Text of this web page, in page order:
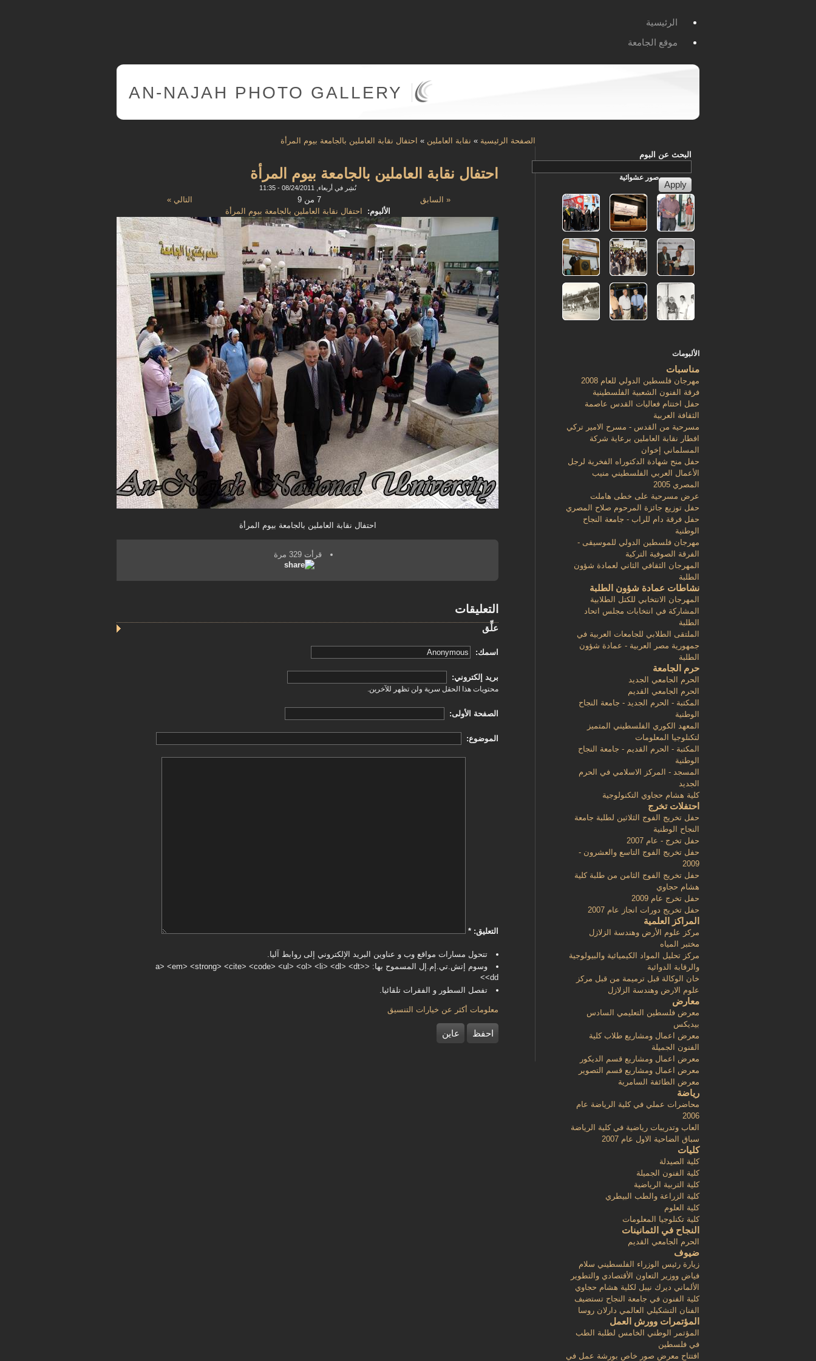
الرئيسية
موقع الجامعة
AN-NAJAH PHOTO GALLERY
الصفحة الرئيسية » نقابة العاملين » احتفال نقابة العاملين بالجامعة بيوم المرأة
احتفال نقابة العاملين بالجامعة بيوم المرأة
نُشِر في أربعاء, 08/24/2011 - 11:35
« السابق 7 من 9
التالي »
الألبوم:
احتفال نقابة العاملين بالجامعة بيوم المرأة
احتفال نقابة العاملين بالجامعة بيوم المرأة
قرأت 329 مرة
التعليقات
علِّق
‏اسمك: ‏
‏بريد إلكتروني: ‏
محتويات هذا الحقل سرية ولن تظهر للآخرين.
‏الصفحة الأولى: ‏
‏الموضوع: ‏
‏التعليق: ‏ *
تتحول مسارات مواقع وب و عناوين البريد الإلكتروني إلى روابط آليا.
وسوم إتش.تي.إم.إل المسموح بها: <a> <em> <strong> <cite> <code> <ul> <ol> <li> <dl> <dt>
<dd>
تفصل السطور و الفقرات تلقائيا.
معلومات أكثر عن خيارات التنسيق
البحث عن البوم
صور عشوائية
الألبومات
مناسبات
مهرجان فلسطين الدولي للعام 2008
فرقة الفنون الشعبية الفلسطينية
حفل اختتام فعاليات القدس عاصمة
الثقافة العربية
مسرحية من القدس - مسرح الامير تركي
افطار نقابة العاملين برعاية شركة
المسلماني إخوان
حفل منح شهادة الدكتوراه الفخرية لرجل
الأعمال العربي الفلسطيني منيب
المصري 2005
عرض مسرحية على خطى هاملت
حفل توزيع جائزة المرحوم صلاح المصري
حفل فرقة دام للراب - جامعة النجاح
الوطنية
مهرجان فلسطين الدولي للموسيقى -
الفرقة الصوفية التركية
المهرجان الثقافي الثاني لعمادة شؤون
الطلبة
نشاطات عمادة شؤون الطلبة
المهرجان الانتخابي للكتل الطلابية
المشاركة في انتخابات مجلس اتحاد
الطلبة
الملتقى الطلابي للجامعات العربية في
جمهورية مصر العربية - عمادة شؤون
الطلبة
حرم الجامعة
الحرم الجامعي الجديد
الحرم الجامعي القديم
المكتبة - الحرم الجديد - جامعة النجاح
الوطنية
المعهد الكوري الفلسطيني المتميز
لتكنلوجيا المعلومات
المكتبة - الحرم القديم - جامعة النجاح
الوطنية
المسجد - المركز الاسلامي في الحرم
الجديد
كلية هشام حجاوي التكنولوجية
احتفلات تخرج
حفل تخريج الفوج الثلاثين لطلبة جامعة
النجاح الوطنية
حفل تخرج - عام 2007
حفل تخريج الفوج التاسع والعشرون -
2009
حفل تخريج الفوج الثامن من طلبة كلية
هشام حجاوي
حفل تخرج عام 2009
حفل تخريج دورات انجاز عام 2007
المراكز العلمية
مركز علوم الأرض وهندسة الزلازل
مختبر المياه
مركز تحليل المواد الكيميائية والبيولوجية
والرقابة الدوائية
خان الوكالة قبل ترميمة من قبل مركز
علوم الارض وهندسة الزلازل
معارض
معرض فلسطين التعليمي السادس
بيديكس
معرض اعمال ومشاريع طلاب كلية
الفنون الجميلة
معرض اعمال ومشاريع قسم الديكور
معرض اعمال ومشاريع قسم التصوير
معرض الطائفة السامرية
رياضة
محاضرات عملي في كلية الرياضة عام
2006
العاب وتدريبات رياضية في كلية الرياضة
سباق الضاحية الاول عام 2007
كليات
كلية الصيدلة
كلية الفنون الجميلة
كلية التربية الرياضية
كلية الزراعة والطب البيطري
كلية العلوم
كلية تكنلوجيا المعلومات
النجاح في الثمانينات
الحرم الجامعي القديم
ضيوف
زيارة رئيس الوزراء الفلسطيني سلام
فياض ووزير التعاون الأقتصادي والتطوير
الألماني ديرك نيبل لكلية هشام حجاوي
كلية الفنون في جامعة النجاح تستضيف
الفنان التشكيلي العالمي دارلان روسا
المؤتمرات وورش العمل
المؤتمر الوطني الخامس لطلبة الطب
في فلسطين
افتتاح معرض صور خاص بورشة عمل في